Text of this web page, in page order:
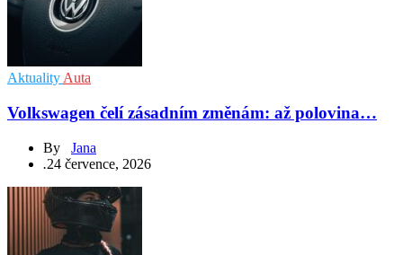
Aktuality Auta
Volkswagen čelí zásadním změnám: až polovina…
By Jana
.24 července, 2026